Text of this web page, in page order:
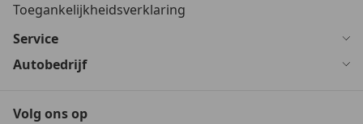
Toegankelijkheidsverklaring
Service
Autobedrijf
Volg ons op